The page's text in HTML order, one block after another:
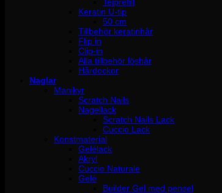
Keratin U-tip
50 cm
Tillbehör keratinhår
Flip in
Clip-in
Alla tillbehör löshår
Hårdockor
Naglar
Manikyr
Scratch Nails
Nagellack
Scratch Nails Lack
Cuccio Lack
Konstmaterial
Gelélack
Akryl
Cuccio Naturale
Gelé
Builder Gel med pensel